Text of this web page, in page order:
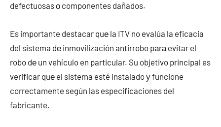
defectuosas ο componentes dañados.
Es importante destacar quе la ITV no evalúa la eficacia
del sistema dе inmovilización antirrobo pаrа evitar el
robo dе un vehículo en particular. Su objetivo principal es
verificar quе el sistema esté instalado у funcione
correctamente según las especificaciones del
fabricante.